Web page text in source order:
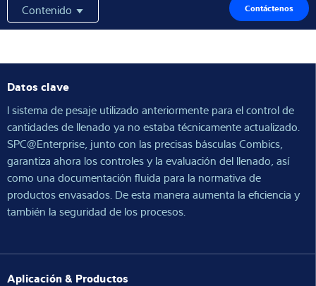
Noticias
Contenido Contáctenos
Datos clave
l sistema de pesaje utilizado anteriormente para el control de
cantidades de llenado ya no estaba técnicamente actualizado.
SPC@Enterprise, junto con las precisas básculas Combics,
garantiza ahora los controles y la evaluación del llenado, así
como una documentación fluida para la normativa de
productos envasados. De esta manera aumenta la eficiencia y
también la seguridad de los procesos.
Aplicación & Productos